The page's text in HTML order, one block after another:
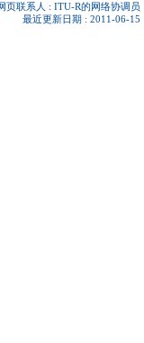
页联系人 : ITU-R的网络协调员
最近更新日期 : 2011-06-15